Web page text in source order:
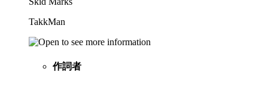
TakkMan
作詞者